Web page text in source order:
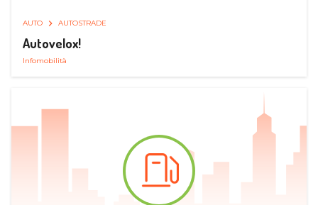
AUTO AUTOSTRADE
Autovelox!
Infomobilità